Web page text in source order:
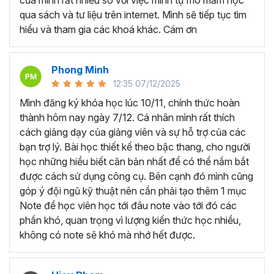
4 mục tiêu bạn sẽ đạt được khi hoàn thành chương trình
Power BI online này:
Kết nối dữ liệu vào Power BI từ nhiều nguồn dữ liệu
khác nhau.
Xử lý và làm sạch các dữ liệu thô nhanh chóng,
Tạo các Mô hình dữ liệu đa chiều.
Tạo báo cáo, biểu mẫu sinh động, trực quan.
Trực quan hóa dữ liệu bằng biểu đồ và tạo
Dashboard tương tác.
Trong khóa học này bạn cũng sẽ có thêm một dự án lớn
cuối khóa để bạn thực hành những gì đã học và cùng
Gitiho áp dụng trong dự án Adventure Work. Kèm theo
đó là bài kiểm tra giúp bạn ôn tập và tự đánh giá mức độ
thành thạo kiến thức Power BI của mình.
Ai có thể tham gia khóa học
qua sách và tư liệu trên internet. Mình sẽ tiếp tục tìm
hiểu và tham gia các khoá khác. Cám ơn
Phong Minh
12:35 07/12/2025
Mình đăng ký khóa học lúc 10/11, chính thức hoàn
thành hôm nay ngày 7/12. Cá nhân mình rất thích
cách giảng dạy của giảng viên và sự hỗ trợ của các
bạn trợ lý. Bài học thiết kế theo bậc thang, cho người
học những hiểu biết căn bản nhất để có thể nắm bắt
được cách sử dụng công cụ. Bên cạnh đó mình cũng
góp ý đội ngũ kỹ thuật nên cần phải tạo thêm 1 mục
Note để học viên học tới đâu note vào tới đó các
phần khó, quan trọng vì lượng kiến thức học nhiều,
không có note sẽ khó mà nhớ hết được.